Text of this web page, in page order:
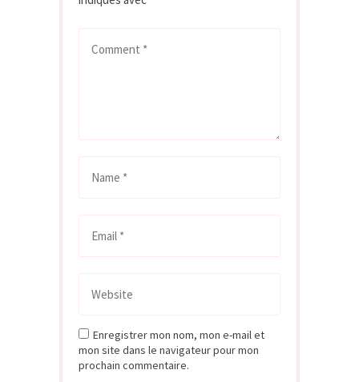
Enregistrer mon nom, mon e-mail et
mon site dans le navigateur pour mon
prochain commentaire.